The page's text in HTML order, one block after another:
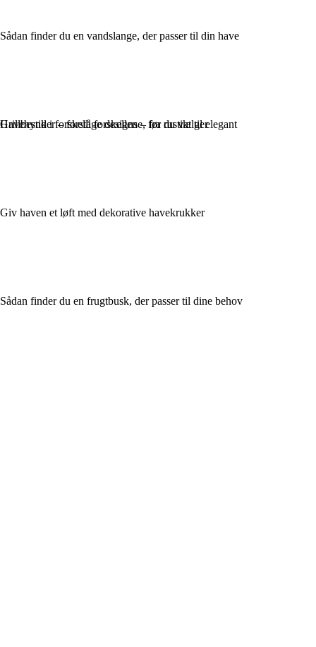
Sådan finder du en vandslange, der passer til din have
Havehynder – forstå forskellene, før du vælger
Giv haven et løft med dekorative havekrukker
Sådan finder du en frugtbusk, der passer til dine behov
Grillbestik i forskellige designs – fra rustikt til elegant